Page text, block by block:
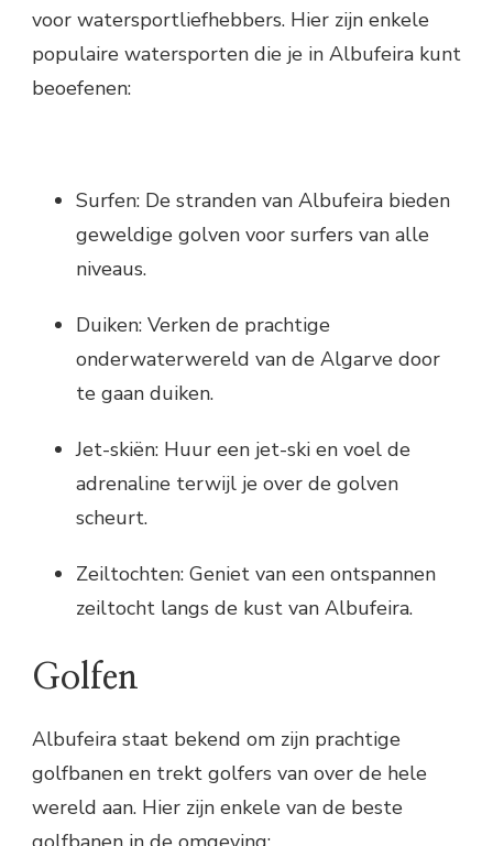
voor watersportliefhebbers. Hier zijn enkele
populaire watersporten die je in Albufeira kunt
beoefenen:
Surfen: De stranden van Albufeira bieden
geweldige golven voor surfers van alle
niveaus.
Duiken: Verken de prachtige
onderwaterwereld van de Algarve door
te gaan duiken.
Jet-skiën: Huur een jet-ski en voel de
adrenaline terwijl je over de golven
scheurt.
Zeiltochten: Geniet van een ontspannen
zeiltocht langs de kust van Albufeira.
Golfen
Albufeira staat bekend om zijn prachtige
golfbanen en trekt golfers van over de hele
wereld aan. Hier zijn enkele van de beste